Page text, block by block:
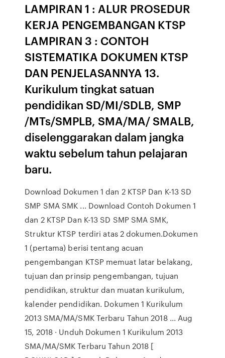
LAMPIRAN 1 : ALUR PROSEDUR
KERJA PENGEMBANGAN KTSP
LAMPIRAN 3 : CONTOH
SISTEMATIKA DOKUMEN KTSP
DAN PENJELASANNYA 13.
Kurikulum tingkat satuan
pendidikan SD/MI/SDLB, SMP
/MTs/SMPLB, SMA/MA/ SMALB,
diselenggarakan dalam jangka
waktu sebelum tahun pelajaran
baru.
Download Dokumen 1 dan 2 KTSP Dan K-13 SD
SMP SMA SMK ... Download Contoh Dokumen 1
dan 2 KTSP Dan K-13 SD SMP SMA SMK,
Struktur KTSP terdiri atas 2 dokumen.Dokumen
1 (pertama) berisi tentang acuan
pengembangan KTSP memuat latar belakang,
tujuan dan prinsip pengembangan, tujuan
pendidikan, struktur dan muatan kurikulum,
kalender pendidikan. Dokumen 1 Kurikulum
2013 SMA/MA/SMK Terbaru Tahun 2018 ... Aug
15, 2018 · Unduh Dokumen 1 Kurikulum 2013
SMA/MA/SMK Terbaru Tahun 2018 [